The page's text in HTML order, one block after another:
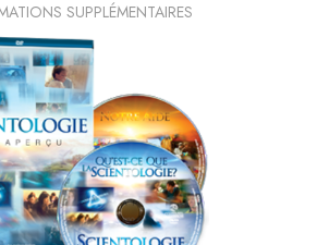
SUPPLÉMENTAIRES